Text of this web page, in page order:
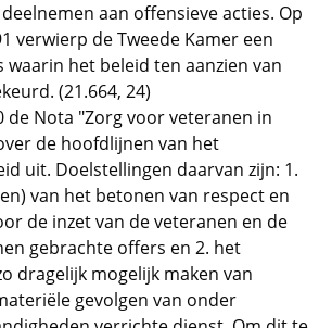
aan offensieve acties. Op
verwierp de Tweede Kamer een
waarin het beleid ten aanzien van
(21.664, 24)
de Nota "Zorg voor veteranen in
de hoofdlijnen van het
uit. Doelstellingen daarvan zijn: 1.
van het betonen van respect en
de inzet van de veteranen en de
gebrachte offers en 2. het
dragelijk mogelijk maken van
gevolgen van onder